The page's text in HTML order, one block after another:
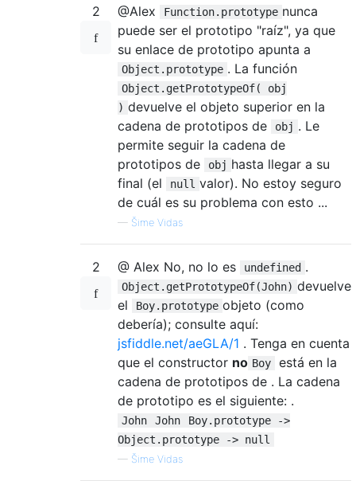
2 @Alex Function.prototype nunca
puede ser el prototipo "raíz", ya que
su enlace de prototipo apunta a
Object.prototype . La función
Object.getPrototypeOf( obj
) devuelve el objeto superior en la
cadena de prototipos de
obj . Le
permite seguir la cadena de
prototipos de
obj hasta llegar a su
final (el
null valor). No estoy seguro
de cuál es su problema con esto ...
— Šime Vidas
2 @ Alex No, no lo es undefined .
Object.getPrototypeOf(John) devuelve
el
Boy.prototype objeto (como
debería); consulte aquí:
jsfiddle.net/aeGLA/1 . Tenga en cuenta
que el constructor no Boy
está en la
cadena de prototipos de . La cadena
de prototipo es el siguiente: .
John John
Boy.prototype ->
Object.prototype -> null
— Šime Vidas